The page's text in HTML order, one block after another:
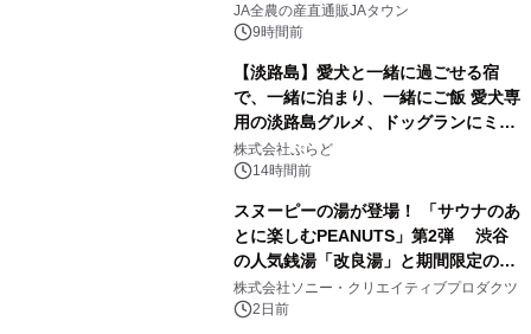
販売！～毎月１０日の定例企画～
JA全農の産直通販JAタウン
9時間前
【淡路島】愛犬と一緒に過ごせる宿
で、一緒に泊まり、一緒にご飯 愛犬専
用の淡路島グルメ、ドッグランにミニ
プール グランピングとトレーラーハウ
スの2施設で
株式会社ぷらど
14時間前
スヌーピーの湯が登場！ 「サウナのあ
とに楽しむPEANUTS」第2弾 渋谷
の人気銭湯「改良湯」と期間限定のコ
ラボレーション サウナイキタイコラ
ボグッズも発売決定！
株式会社ソニー・クリエイティブプロダクツ
2日前